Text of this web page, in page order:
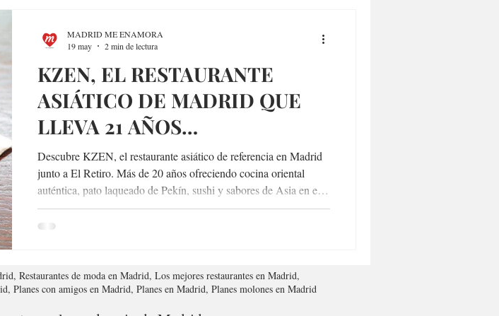
KZEN, EL RESTAURANTE
ASIÁTICO DE MADRID QUE
LLEVA 21 AÑOS
CONQUISTANDO EL BARRIO
DE SALAMANCA
Descubre KZEN, el restaurante asiático de referencia en Madrid
junto a El Retiro. Más de 20 años ofreciendo cocina oriental
auténtica, pato laqueado de Pekín, sushi y sabores de Asia en el
Barrio de Salamanca.
MADRID ME ENAMORA
19 may
2 min de lectura
Restaurantes de moda en Madrid, Los mejores restaurantes en Madrid,
Planes con amigos en Madrid, Planes en Madrid, Planes molones en Madrid